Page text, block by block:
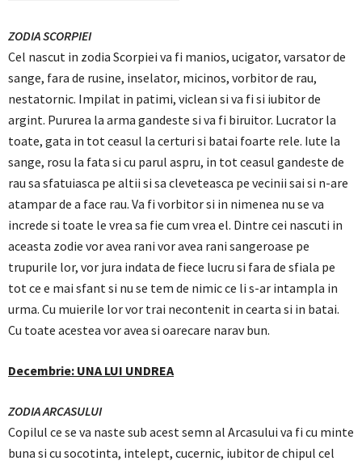
ZODIA SCORPIEI
Cel nascut in zodia Scorpiei va fi manios, ucigator, varsator de
sange, fara de rusine, inselator, micinos, vorbitor de rau,
nestatornic. Impilat in patimi, viclean si va fi si iubitor de
argint. Pururea la arma gandeste si va fi biruitor. Lucrator la
toate, gata in tot ceasul la certuri si batai foarte rele. Iute la
sange, rosu la fata si cu parul aspru, in tot ceasul gandeste de
rau sa sfatuiasca pe altii si sa cleveteasca pe vecinii sai si n-are
atampar de a face rau. Va fi vorbitor si in nimenea nu se va
increde si toate le vrea sa fie cum vrea el. Dintre cei nascuti in
aceasta zodie vor avea rani vor avea rani sangeroase pe
trupurile lor, vor jura indata de fiece lucru si fara de sfiala pe
tot ce e mai sfant si nu se tem de nimic ce li s-ar intampla in
urma. Cu muierile lor vor trai necontenit in cearta si in batai.
Cu toate acestea vor avea si oarecare narav bun.
Decembrie: UNA LUI UNDREA
ZODIA ARCASULUI
Copilul ce se va naste sub acest semn al Arcasului va fi cu minte
buna si cu socotinta, intelept, cucernic, iubitor de chipul cel